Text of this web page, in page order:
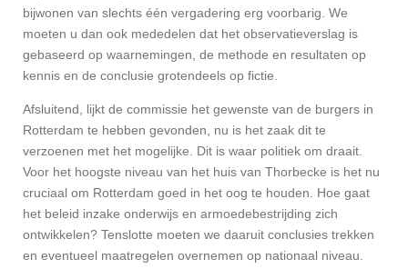
bijwonen van slechts één vergadering erg voorbarig. We
moeten u dan ook mededelen dat het observatieverslag is
gebaseerd op waarnemingen, de methode en resultaten op
kennis en de conclusie grotendeels op fictie.
Afsluitend, lijkt de commissie het gewenste van de burgers in
Rotterdam te hebben gevonden, nu is het zaak dit te
verzoenen met het mogelijke. Dit is waar politiek om draait.
Voor het hoogste niveau van het huis van Thorbecke is het nu
cruciaal om Rotterdam goed in het oog te houden. Hoe gaat
het beleid inzake onderwijs en armoedebestrijding zich
ontwikkelen? Tenslotte moeten we daaruit conclusies trekken
en eventueel maatregelen overnemen op nationaal niveau.